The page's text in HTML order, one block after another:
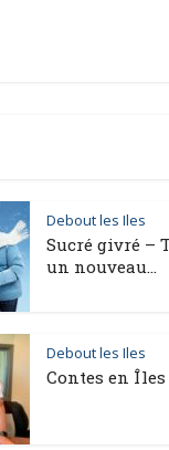
Debout les Iles
Sucré givré –
un nouveau...
Debout les Iles
Contes en